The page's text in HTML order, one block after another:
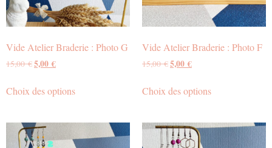
Vide Atelier Braderie : Photo G
15,00€5,00€
Choix des options
Vide Atelier Braderie : Photo F
15,00€5,00€
Choix des options